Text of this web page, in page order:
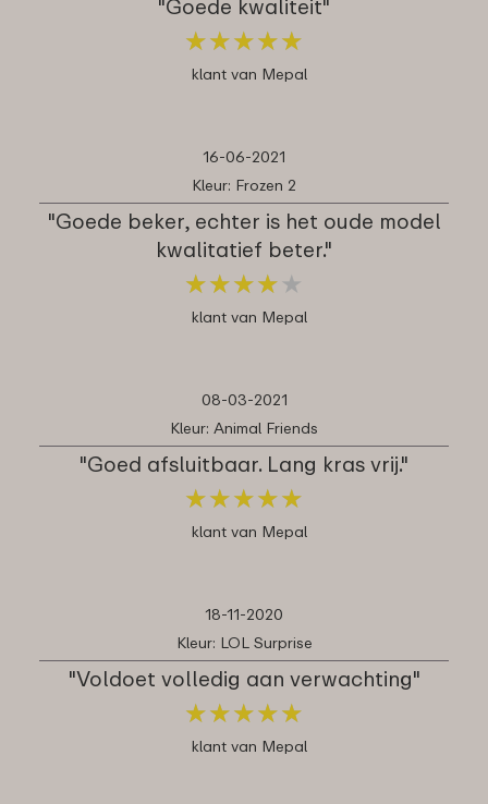
"Goede kwaliteit"
★★★★★
★★★★★
klant van Mepal
16-06-2021
Kleur: Frozen 2
"Goede beker, echter is het oude model
kwalitatief beter."
★★★★ ★
★★★★ ★
klant van Mepal
08-03-2021
Kleur: Animal Friends
"Goed afsluitbaar. Lang kras vrij."
★★★★★
★★★★★
klant van Mepal
18-11-2020
Kleur: LOL Surprise
"Voldoet volledig aan verwachting"
★★★★★
★★★★★
klant van Mepal